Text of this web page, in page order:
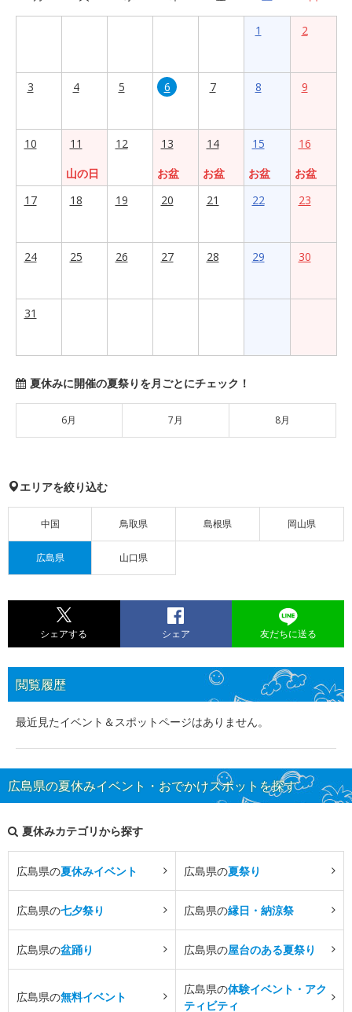
1 2
3 4 5 6 7 8 9
10
11
山の日
12
13
お盆
14
お盆
15
お盆
16
お盆
17
18 19 20 21 22 23
24 25 26 27 28 29 30
31
夏休みに開催の夏祭りを月ごとにチェック！
6月 7月 8月
エリアを絞り込む
中国 鳥取県 島根県 岡山県
広島県 山口県
シェアする シェア 友だちに送る
閲覧履歴
最近見たイベント＆スポットページはありません。
広島県の夏休みイベント・おでかけスポットを探す
夏休みカテゴリから探す
広島県の夏休みイベント 広島県の夏祭り
広島県の七夕祭り 広島県の縁日・納涼祭
広島県の盆踊り 広島県の屋台のある夏祭り
広島県の無料イベント
広島県の体験イベント・アク
ティビティ